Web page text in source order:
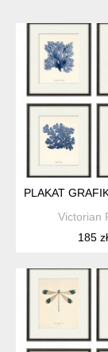
PLAKAT
Victorian
185 zł